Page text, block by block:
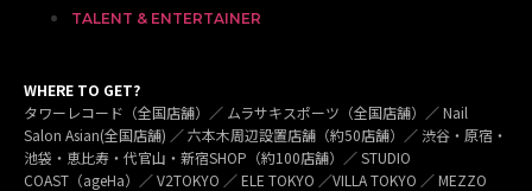
TALENT & ENTERTAINER
WHERE TO GET?
タワーレコード（全国店舗）／ ムラサキスポーツ（全国店舗）／ Nail
Salon Asian(全国店舗) ／ 六本木周辺設置店舗（約50店舗）／ 渋谷・原宿・
池袋・恵比寿・代官山・新宿SHOP（約100店舗）／ STUDIO
COAST（ageHa）／ V2TOKYO ／ ELE TOKYO ／VILLA TOKYO ／ MEZZO